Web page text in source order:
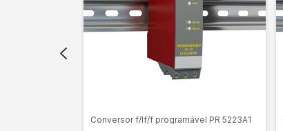
Conversor f/If/f programável PR 5223A1